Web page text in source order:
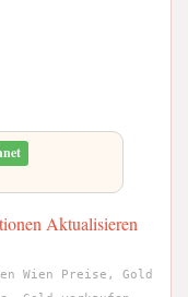
Aktualisieren
Wien Preise, Gold